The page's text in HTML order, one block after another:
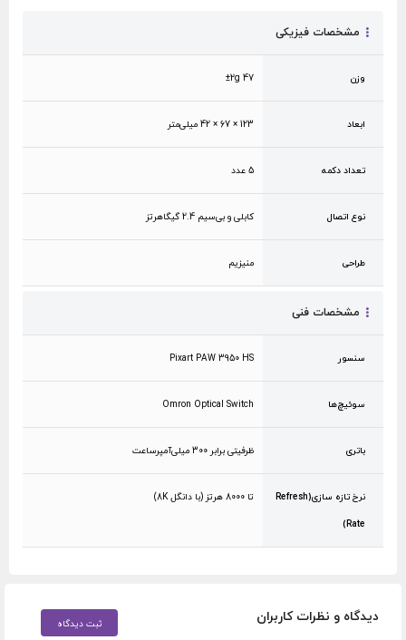
مشخصات فیزیکی
وزن 47 ±2g
ابعاد 123 × 67 × 42 میلی‌متر
تعداد دکمه 5 عدد
نوع اتصال کابلی و بی‌سیم 2.4 گیگاهرتز
طراحی منیزیم
مشخصات فنی
سنسور Pixart PAW 3950 HS
سوئیچ‌ها Omron Optical Switch
باتری ظرفیتی برابر 300 میلی‌آمپر‌ساعت
نرخ تازه سازی(Refresh
Rate)
تا 8000 هرتز (با دانگل 8K)
دیدگاه و نظرات کاربران ثبت دیدگاه